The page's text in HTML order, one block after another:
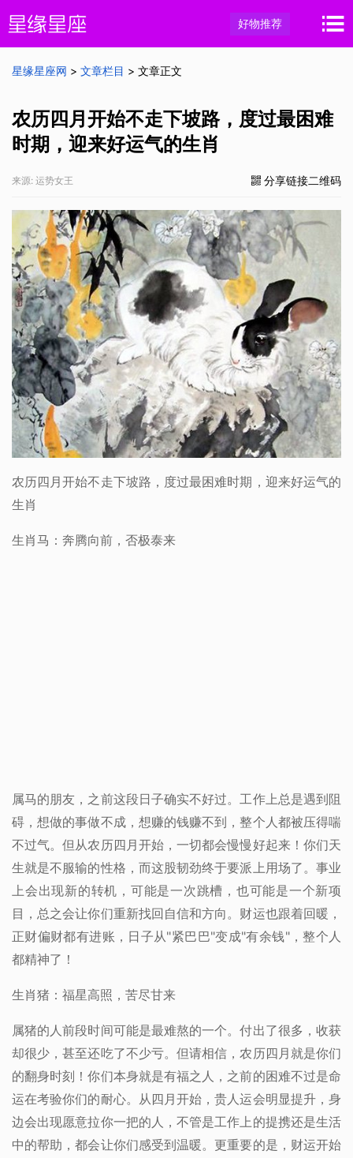
好物推荐
星缘星座网 > 文章栏目 > 文章正文
农历四月开始不走下坡路，度过最困难
时期，迎来好运气的生肖
来源: 运势女王 分享链接二维码
农历四月开始不走下坡路，度过最困难时期，迎来好运气的
生肖
生肖马：奔腾向前，否极泰来
属马的朋友，之前这段日子确实不好过。工作上总是遇到阻
碍，想做的事做不成，想赚的钱赚不到，整个人都被压得喘
不过气。但从农历四月开始，一切都会慢慢好起来！你们天
生就是不服输的性格，而这股韧劲终于要派上用场了。事业
上会出现新的转机，可能是一次跳槽，也可能是一个新项
目，总之会让你们重新找回自信和方向。财运也跟着回暖，
正财偏财都有进账，日子从"紧巴巴"变成"有余钱"，整个人
都精神了！
生肖猪：福星高照，苦尽甘来
属猪的人前段时间可能是最难熬的一个。付出了很多，收获
却很少，甚至还吃了不少亏。但请相信，农历四月就是你们
的翻身时刻！你们本身就是有福之人，之前的困难不过是命
运在考验你们的耐心。从四月开始，贵人运会明显提升，身
边会出现愿意拉你一把的人，不管是工作上的提携还是生活
中的帮助，都会让你们感受到温暖。更重要的是，财运开始